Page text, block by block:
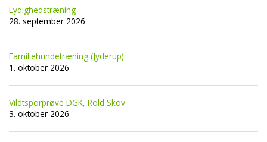
Lydighedstræning
28. september 2026
Familiehundetræning (Jyderup)
1. oktober 2026
Vildtsporprøve DGK, Rold Skov
3. oktober 2026